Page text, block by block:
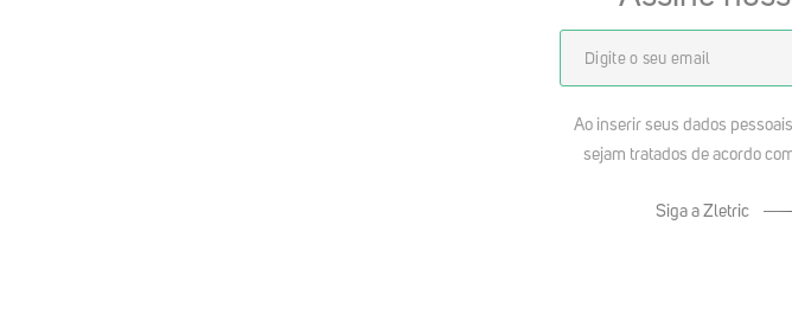
Ao inserir seus dados
sejam tratados de acordo
Siga a Zletric